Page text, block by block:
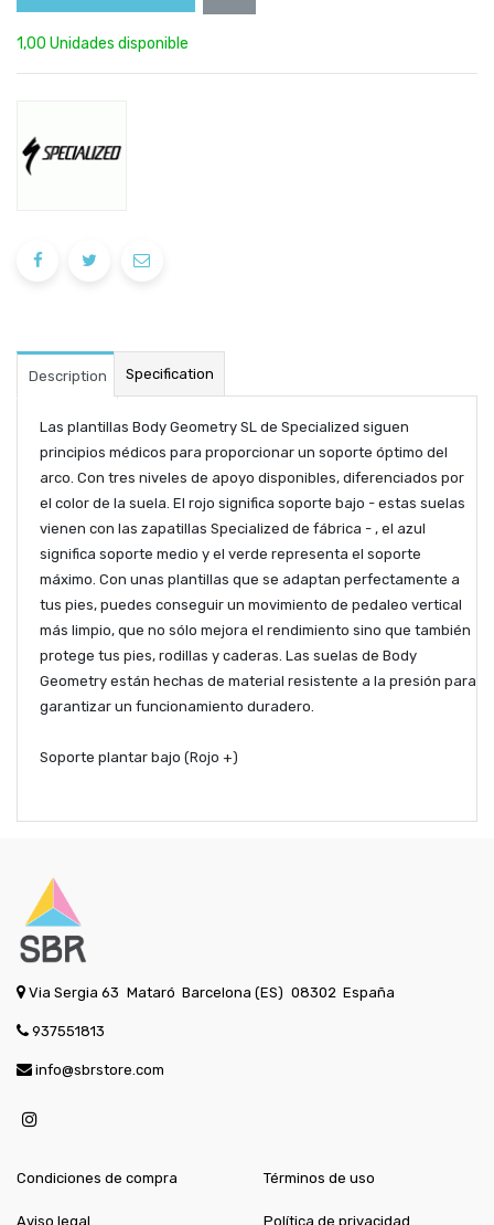
1,00 Unidades disponible
Description Specification
Las plantillas Body Geometry SL de Specialized siguen
principios médicos para proporcionar un soporte óptimo del
arco. Con tres niveles de apoyo disponibles, diferenciados por
el color de la suela. El rojo significa soporte bajo - estas suelas
vienen con las zapatillas Specialized de fábrica - , el azul
significa soporte medio y el verde representa el soporte
máximo. Con unas plantillas que se adaptan perfectamente a
tus pies, puedes conseguir un movimiento de pedaleo vertical
más limpio, que no sólo mejora el rendimiento sino que también
protege tus pies, rodillas y caderas. Las suelas de Body
Geometry están hechas de material resistente a la presión para
garantizar un funcionamiento duradero.
Soporte plantar bajo (Rojo +)
Via Sergia 63 Mataró Barcelona (ES) 08302 España
937551813
info@sbrstore.com
Condiciones de compra
Aviso legal
Términos de uso
Política de privacidad